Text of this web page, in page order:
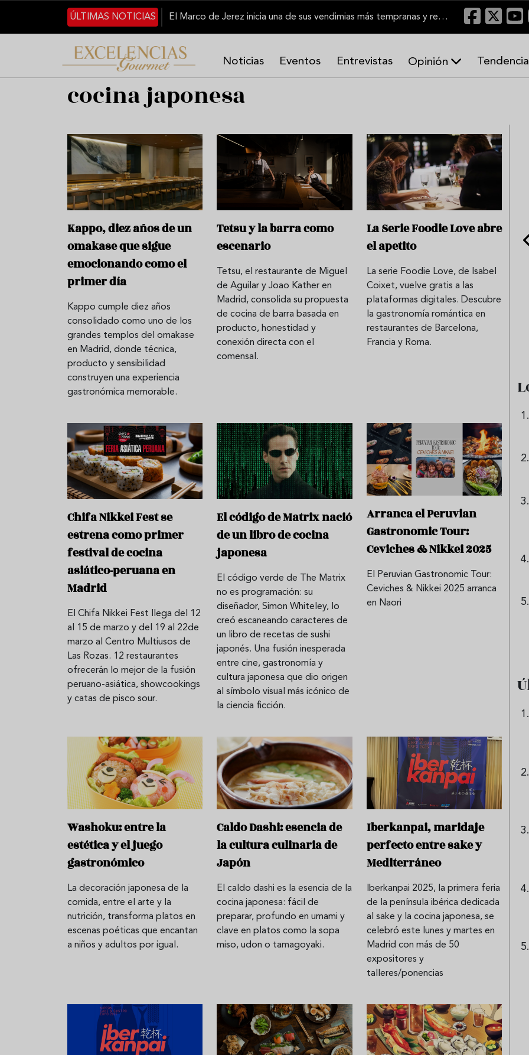
Pasar al contenido principal
ÚLTIMAS NOTICIAS
El Marco de Jerez inicia una de sus vendimias más tempranas y recupera producción
Noticias Eventos Entrevistas Opinión
n
í
a
s
cocina japonesa
Kappo, diez años de un
omakase que sigue
emocionando como el
primer día
Kappo cumple diez años
consolidado como uno de los
grandes templos del omakase
en Madrid, donde técnica,
producto y sensibilidad
construyen una experiencia
gastronómica memorable.
Tetsu y la barra como
escenario
Tetsu, el restaurante de Miguel
de Aguilar y Joao Kather en
Madrid, consolida su propuesta
de cocina de barra basada en
producto, honestidad y
conexión directa con el
comensal.
La Serie Foodie Love abre
el apetito
La serie Foodie Love, de Isabel
Coixet, vuelve gratis a las
plataformas digitales. Descubre
la gastronomía romántica en
restaurantes de Barcelona,
Francia y Roma.
Chifa Nikkei Fest se
estrena como primer
festival de cocina
asiático-peruana en
Madrid
El Chifa Nikkei Fest llega del 12
al 15 de marzo y del 19 al 22de
marzo al Centro Multiusos de
Las Rozas. 12 restaurantes
ofrecerán lo mejor de la fusión
peruano-asiática, showcookings
y catas de pisco sour.
El código de Matrix nació
de un libro de cocina
japonesa
El código verde de The Matrix
no es programación: su
diseñador, Simon Whiteley, lo
creó escaneando caracteres de
un libro de recetas de sushi
japonés. Una fusión inesperada
entre cine, gastronomía y
cultura japonesa que dio origen
al símbolo visual más icónico de
la ciencia ficción.
Arranca el Peruvian
Gastronomic Tour:
Ceviches & Nikkei 2025
El Peruvian Gastronomic Tour:
Ceviches & Nikkei 2025 arranca
en Naori
Washoku: entre la
estética y el juego
gastronómico
La decoración japonesa de la
comida, entre el arte y la
nutrición, transforma platos en
escenas poéticas que encantan
a niños y adultos por igual.
Caldo Dashi: esencia de
la cultura culinaria de
Japón
El caldo dashi es la esencia de la
cocina japonesa: fácil de
preparar, profundo en umami y
clave en platos como la sopa
miso, udon o tamagoyaki.
Iberkanpai, maridaje
perfecto entre sake y
Mediterráneo
Iberkanpai 2025, la primera feria
de la península ibérica dedicada
al sake y la cocina japonesa, se
celebró este lunes y martes en
Madrid con más de 50
expositores y
talleres/ponencias
¿Cuál es el origen de la lasaña?
Historia y receta de la
auténtica boloñesa
Ni sangría ni tinto de verano:
aprende a preparar granizado
de vino especiado
Aceitunas: el aperitivo estrella
del verano